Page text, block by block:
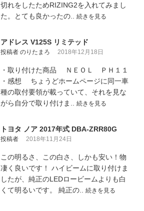
切れをしたためRIZING2を入れてみまし
た。とても良かったの.. 続きを見る
アドレス V125S リミテッド
投稿者 のりたまろ 2018年12月18日
・取り付けた商品 ＮＥＯＬ ＰＨ１１
・感想 ちょうどホームページに同一車
種の取付要領が載っていて、それを見な
がら自分で取り付けま.. 続きを見る
トヨタ ノア 2017年式 DBA-ZRR80G
投稿者 2018年11月24日
この明るさ、この白さ、しかも安い！物
凄く良いです！ ハイビームに取り付けま
したが、純正のLEDロービームよりも白
くて明るいです。 純正の.. 続きを見る